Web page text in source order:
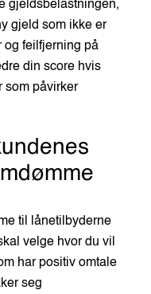
gjeldsbelastningen,
gjeld som ikke er
og feilfjerning på
din score hvis
som påvirker
til lånetilbyderne
velge hvor du vil
har positiv omtale
seg